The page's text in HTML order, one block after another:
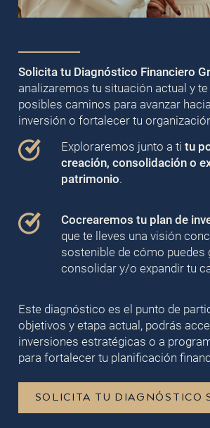
Solicita tu Diagnóstico Financiero
analizaremos tu situación actual y
posibles caminos para avanzar
inversión o fortalecer tu
Exploraremos junto a ti tu
creación, consolidación o
patrimonio.
Cocrearemos tu plan de
que te lleves una visión
sostenible de cómo puedes
consolidar y/o expandir tu
Este diagnóstico es el punto de
objetivos y etapa actual, podrás
inversiones estratégicas o a
para fortalecer tu planificación
SOLICITA TU DIAGNÓSTICO